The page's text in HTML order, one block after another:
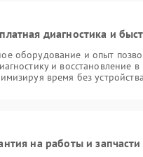
диагностика и
оборудование и опыт
и восстановление
время без устройства
на работы и запчасти